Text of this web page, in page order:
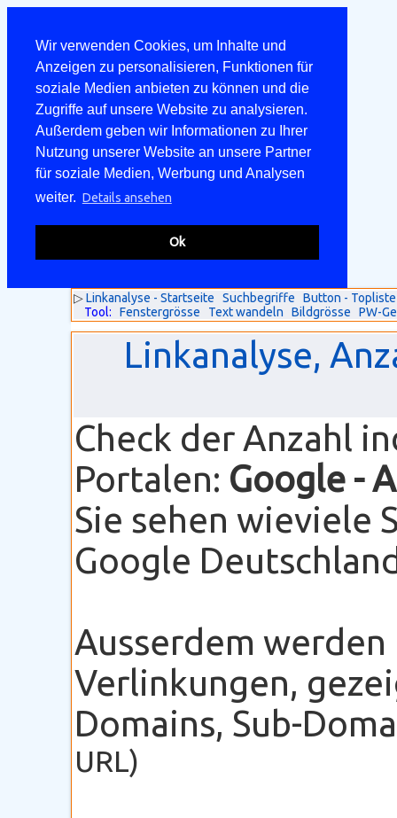
Wir verwenden Cookies, um Inhalte und
Anzeigen zu personalisieren, Funktionen für
soziale Medien anbieten zu können und die
Zugriffe auf unsere Website zu analysieren.
Außerdem geben wir Informationen zu Ihrer
Nutzung unserer Website an unsere Partner
für soziale Medien, Werbung und Analysen
weiter. Details ansehen
Ok
▷Linkanalyse - Startseite Suchbegriffe
Button - Topliste
Tool:
Fenstergrösse Text wandeln Bildgrösse PW-
Linkanalyse,
Check der Anzahl
Portalen: Google -
Sie sehen wieviele
Google
Ausserdem
Verlinkungen,
Domains, Sub-
URL)